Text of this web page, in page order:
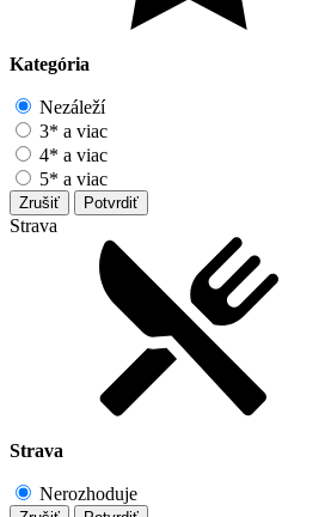
Kategória
Nezáleží
3* a viac
4* a viac
5* a viac
Zrušiť Potvrdiť
Strava
Strava
Nerozhoduje